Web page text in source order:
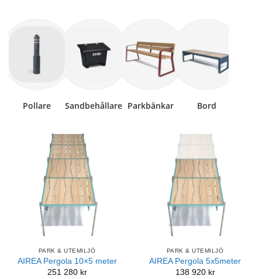
Pollare Sandbehållare Parkbänkar Bord
PARK & UTEMILJÖ
AIREA Pergola 10×5 meter
251 280 kr
PARK & UTEMILJÖ
AIREA Pergola 5x5meter
138 920 kr